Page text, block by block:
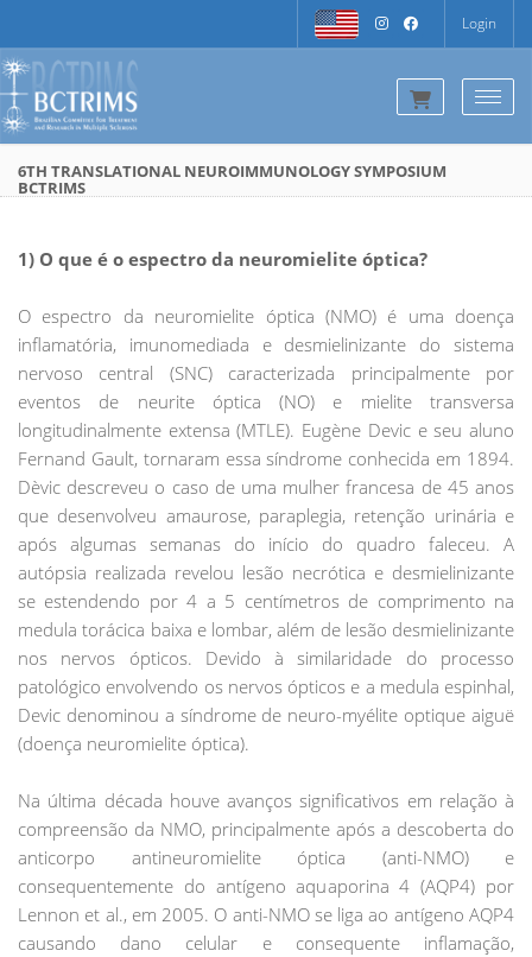
Login
6TH TRANSLATIONAL NEUROIMMUNOLOGY SYMPOSIUM
BCTRIMS
1) O que é o espectro da neuromielite óptica?
O espectro da neuromielite óptica (NMO) é uma doença
inflamatória, imunomediada e desmielinizante do sistema
nervoso central (SNC) caracterizada principalmente por
eventos de neurite óptica (NO) e mielite transversa
longitudinalmente extensa (MTLE). Eugène Devic e seu aluno
Fernand Gault, tornaram essa síndrome conhecida em 1894.
Dèvic descreveu o caso de uma mulher francesa de 45 anos
que desenvolveu amaurose, paraplegia, retenção urinária e
após algumas semanas do início do quadro faleceu. A
autópsia realizada revelou lesão necrótica e desmielinizante
se estendendo por 4 a 5 centímetros de comprimento na
medula torácica baixa e lombar, além de lesão desmielinizante
nos nervos ópticos. Devido à similaridade do processo
patológico envolvendo os nervos ópticos e a medula espinhal,
Devic denominou a síndrome de neuro-myélite optique aiguë
(doença neuromielite óptica).
Na última década houve avanços significativos em relação à
compreensão da NMO, principalmente após a descoberta do
anticorpo antineuromielite óptica (anti-NMO) e
consequentemente do antígeno aquaporina 4 (AQP4) por
Lennon et al., em 2005. O anti-NMO se liga ao antígeno AQP4
causando dano celular e consequente inflamação,